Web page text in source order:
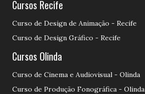
Cursos Recife
Curso de Design de Animação - Recife
Curso de Design Gráfico - Recife
Cursos Olinda
Curso de Cinema e Audiovisual - Olinda
Curso de Produção Fonográfica - Olinda